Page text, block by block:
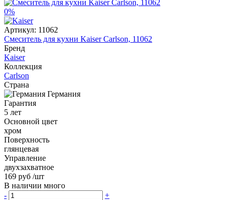
0%
Артикул: 11062
Смеситель для кухни Kaiser Carlson, 11062
Бренд
Kaiser
Коллекция
Carlson
Страна
Германия
Гарантия
5 лет
Основной цвет
хром
Поверхность
глянцевая
Управление
двухзахватное
169 руб /шт
В наличии много
-
+